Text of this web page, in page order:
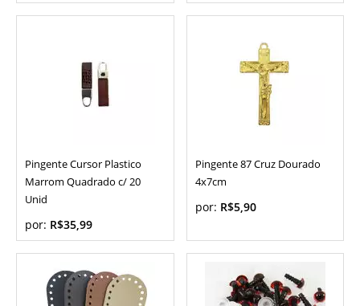
Pingente Cursor Plastico
Marrom Quadrado c/ 20
Unid
por: R$35,99
Pingente 87 Cruz Dourado
4x7cm
por: R$5,90